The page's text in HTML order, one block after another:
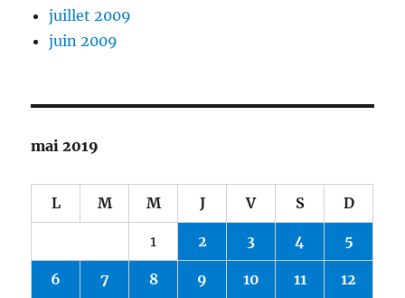
juillet 2009
juin 2009
mai 2019
L M M J V S D
1 2 3 4 5
6 7 8 9 10 11 12